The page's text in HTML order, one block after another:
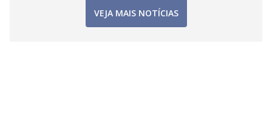
VEJA MAIS NOTÍCIAS